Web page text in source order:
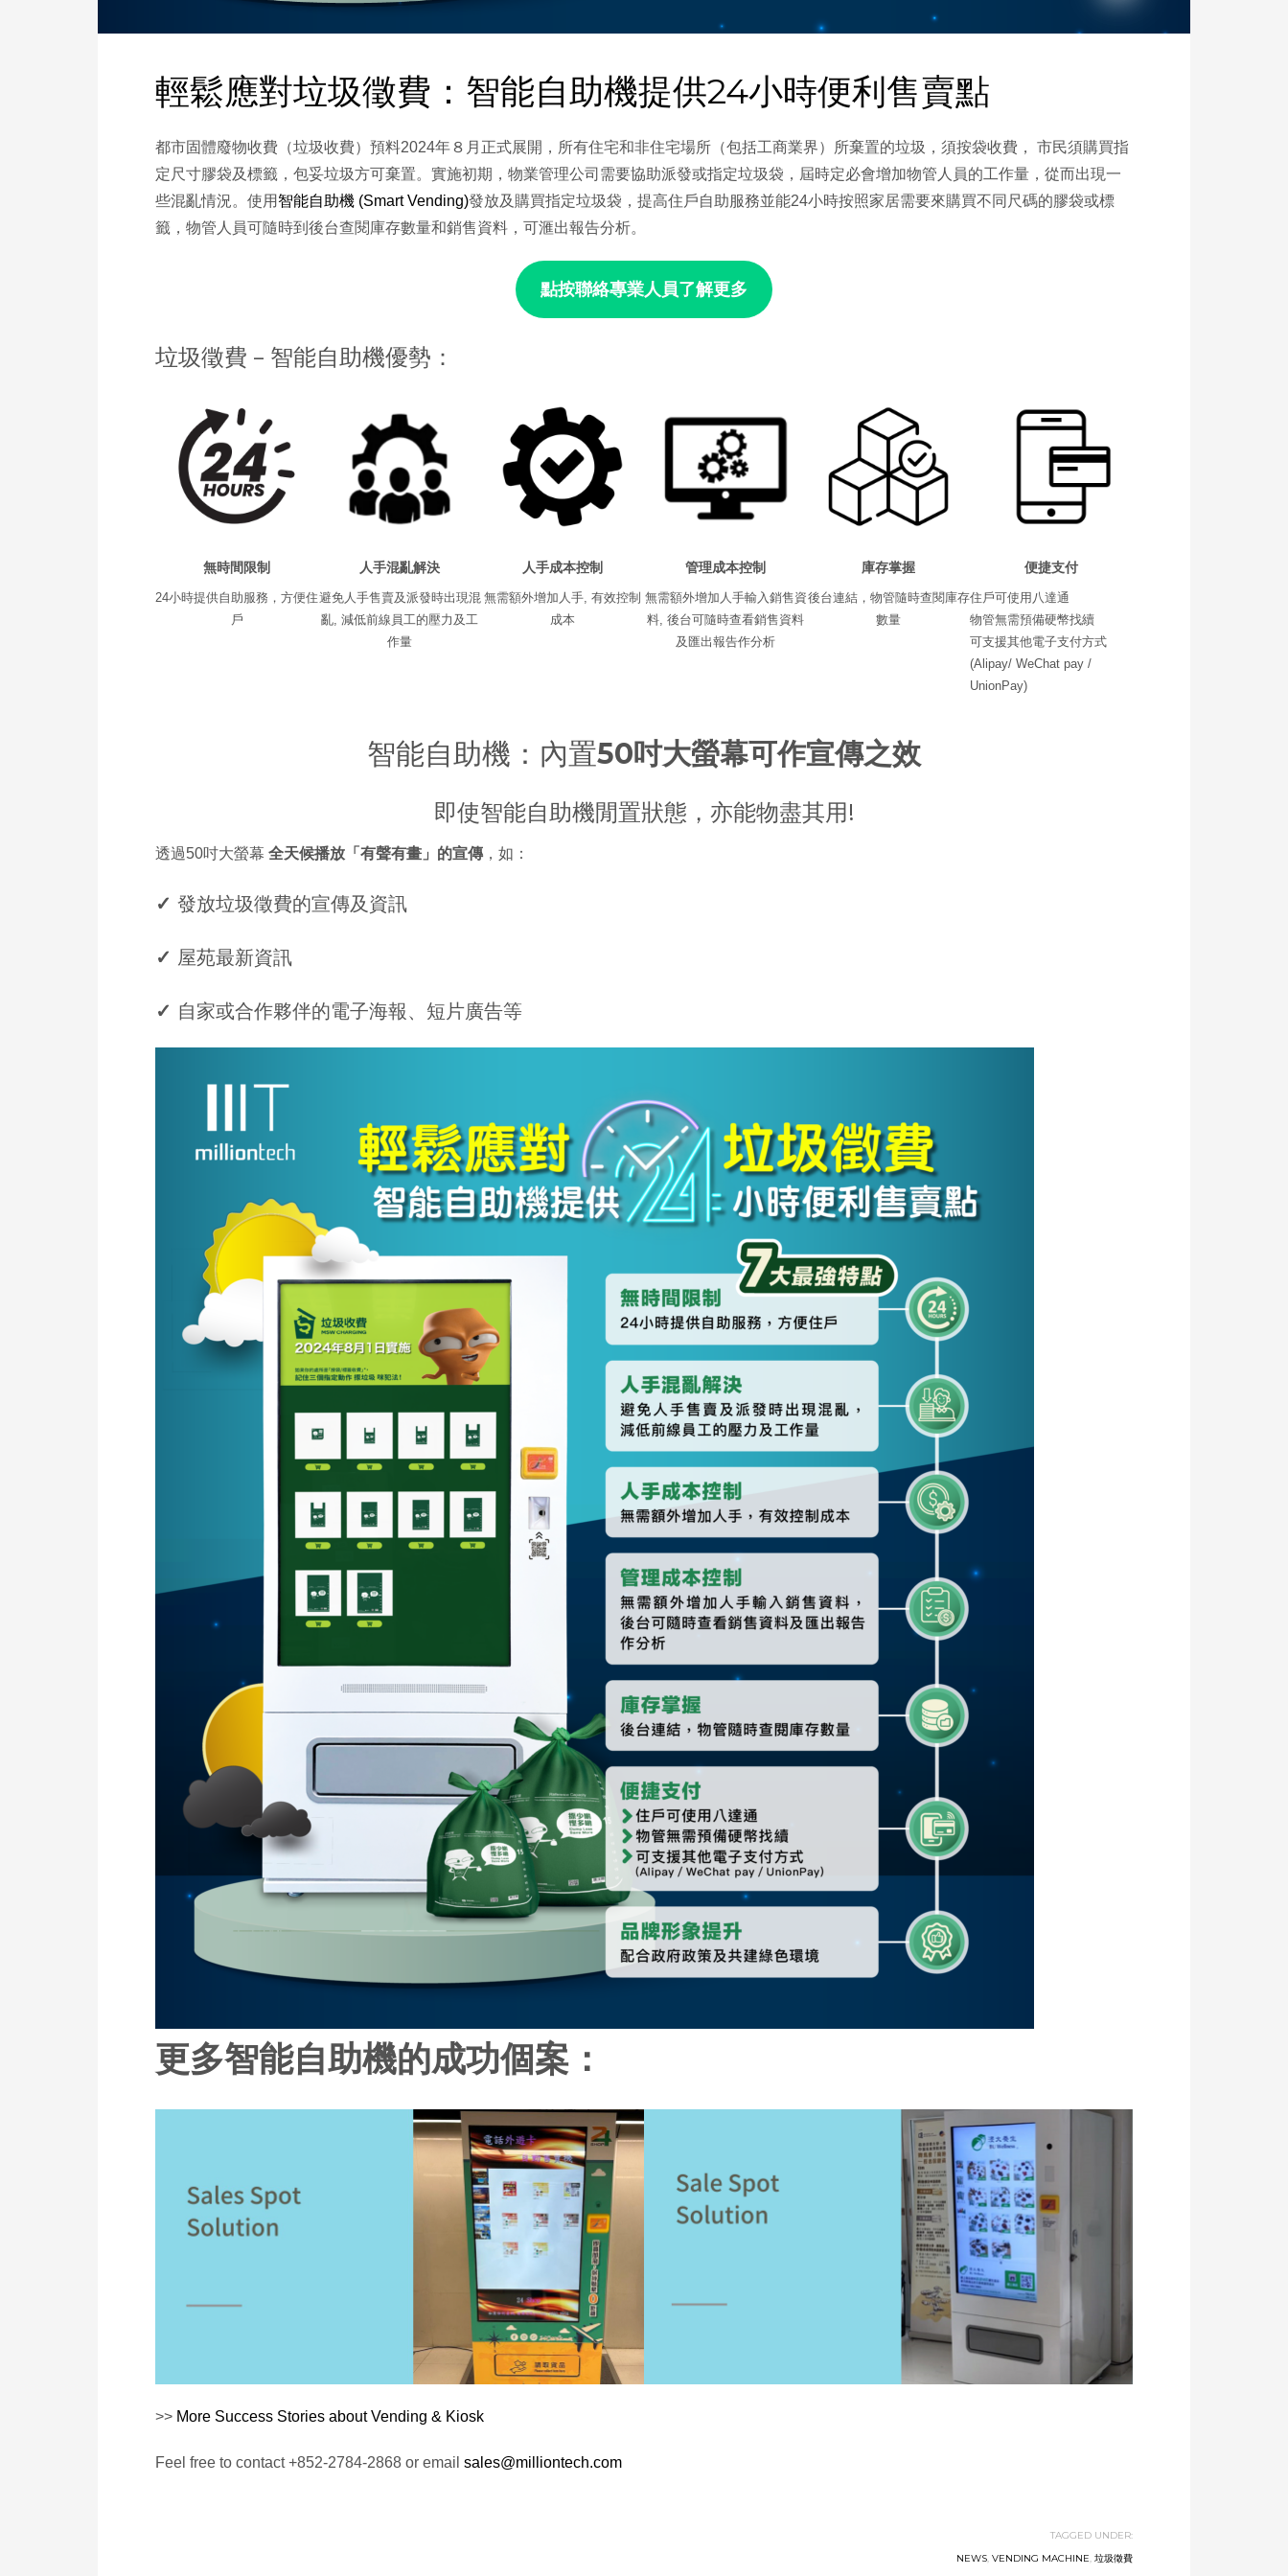
輕鬆應對垃圾徵費：智能自助機提供24小時便利售賣點
都市固體廢物收費（垃圾收費）預料2024年８月正式展開，所有住宅和非住宅場所（包括工商業界）所棄置的垃圾，須按袋收費， 市民須購買指
定尺寸膠袋及標籤，包妥垃圾方可棄置。實施初期，物業管理公司需要協助派發或指定垃圾袋，屆時定必會增加物管人員的工作量，從而出現一
些混亂情況。使用 智能自助機 (Smart Vending)發放及購買指定垃圾袋，提高住戶自助服務並能24小時按照家居需要來購買不同尺碼的膠袋或標
籤，物管人員可隨時到後台查閱庫存數量和銷售資料，可滙出報告分析。
點按聯絡專業人員了解更多
垃圾徵費 – 智能自助機優勢：
無時間限制
24小時提供自助服務，方便住
戶
人手混亂解決
避免人手售賣及派發時出現混
亂, 減低前線員工的壓力及工
作量
人手成本控制
無需額外增加人手, 有效控制
成本
管理成本控制
無需額外增加人手輸入銷售資
料, 後台可隨時查看銷售資料
及匯出報告作分析
庫存掌握
後台連結，物管隨時查閱庫存
數量
便捷支付
住戶可使用八達通
物管無需預備硬幣找續
可支援其他電子支付方式
(Alipay/ WeChat pay /
UnionPay)
智能自助機：內置50吋大螢幕可作宣傳之效
即使智能自助機閒置狀態，亦能物盡其用!
透過50吋大螢幕 全天候播放「有聲有畫」的宣傳，如：
✓ 發放垃圾徵費的宣傳及資訊
✓ 屋苑最新資訊
✓ 自家或合作夥伴的電子海報、短片廣告等
更多智能自助機的成功個案：
>> More Success Stories about Vending & Kiosk
Feel free to contact +852-2784-2868 or email sales@milliontech.com
TAGGED UNDER:
NEWS, VENDING MACHINE, 垃圾徵費